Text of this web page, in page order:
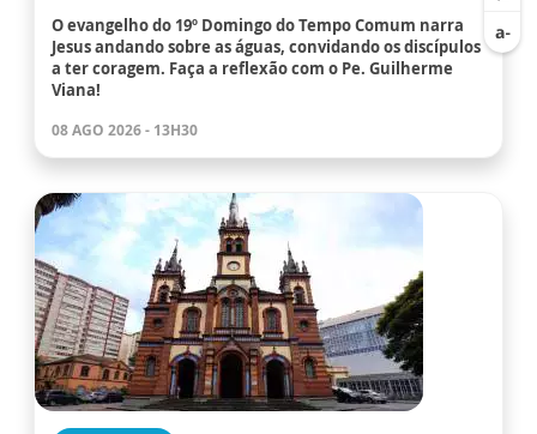
O evangelho do 19º Domingo do Tempo Comum narra
Jesus andando sobre as águas, convidando os discípulos
a ter coragem. Faça a reflexão com o Pe. Guilherme
Viana!
08 AGO 2026 - 13H30